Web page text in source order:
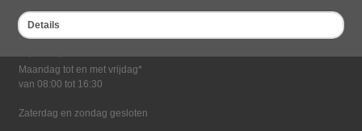
Details
Postadres
Postbus 2095, 1620 EB Hoorn
Maandag tot en met vrijdag*
van 08:00 tot 16:30
Zaterdag en zondag gesloten